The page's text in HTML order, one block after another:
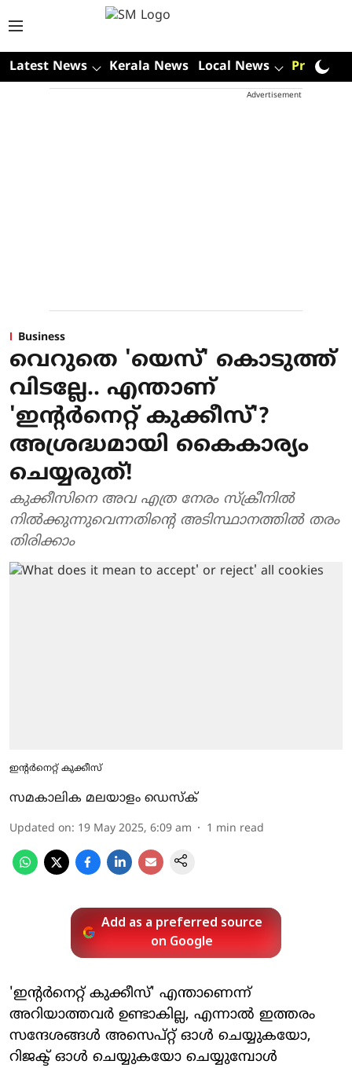
Latest News Kerala News Local News Premium
Advertisement
Business
വെറുതെ 'യെസ്' കൊടുത്ത്
വിടല്ലേ.. എന്താണ്
'ഇന്റര്‍നെറ്റ് കുക്കീസ്'?
അശ്രദ്ധമായി കൈകാര്യം
ചെയ്യരുത്!
കുക്കീസിനെ അവ എത്ര നേരം സ്‌ക്രീനില്‍
നില്‍ക്കുന്നുവെന്നതിന്റെ അടിസ്ഥാനത്തില്‍ തരം
തിരിക്കാം
ഇന്റര്‍നെറ്റ് കുക്കീസ്
സമകാലിക മലയാളം ഡെസ്ക്
Updated on: 19 May 2025, 6:09 am 1 min read
Add as a preferred source
on Google
'ഇന്റര്‍നെറ്റ് കുക്കീസ്' എന്താണെന്ന്
അറിയാത്തവര്‍ ഉണ്ടാകില്ല, എന്നാല്‍ ഇത്തരം
സന്ദേശങ്ങള്‍ അസെപ്റ്റ് ഓള്‍ ചെയ്യുകയോ,
റിജക്ട് ഓള്‍ ചെയ്യുകയോ ചെയ്യുമ്പോള്‍